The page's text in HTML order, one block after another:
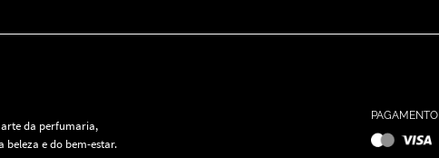
arte da perfumaria,
e do bem-estar.
PAGAMENTO